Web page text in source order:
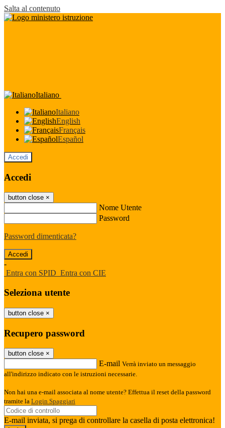
Salta al contenuto
Italiano
Italiano
English
Français
Español
Accedi
Accedi
button close ×
Nome Utente
Password
Password dimenticata?
-
Entra con SPID Entra con CIE
Seleziona utente
button close ×
Recupero password
button close ×
E-mail Verrà inviato un messaggio
all'indirizzo indicato con le istruzioni necessarie.
Non hai una e-mail associata al nome utente? Effettua il reset della password
tramite la Login Spaggiari
E-mail inviata, si prega di controllare la casella di posta elettronica!